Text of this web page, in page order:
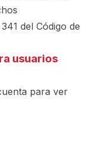
del Código de
usuarios
para ver